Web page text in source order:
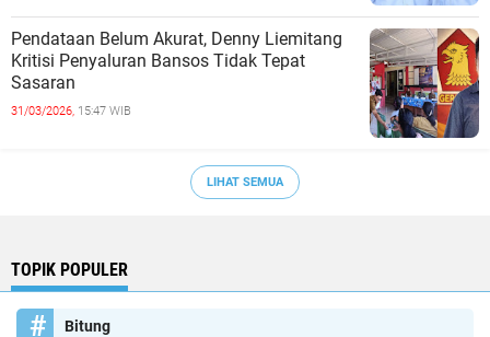
Pendataan Belum Akurat, Denny Liemitang
Kritisi Penyaluran Bansos Tidak Tepat
Sasaran
31/03/2026, 15:47 WIB
LIHAT SEMUA
TOPIK POPULER
Bitung